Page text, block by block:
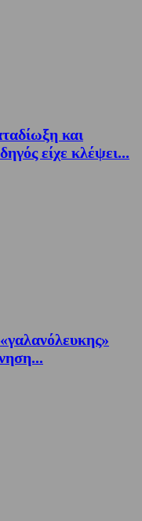
και
είχε κλέψει...